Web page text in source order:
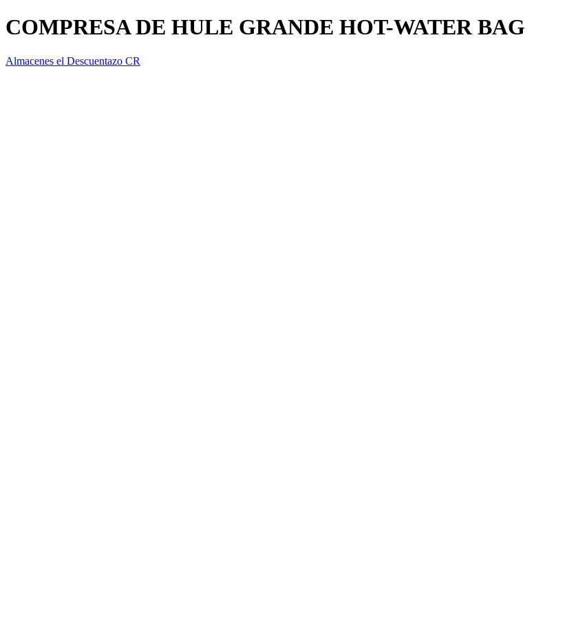
COMPRESA DE HULE GRANDE HOT-WATER BAG
Almacenes el Descuentazo CR